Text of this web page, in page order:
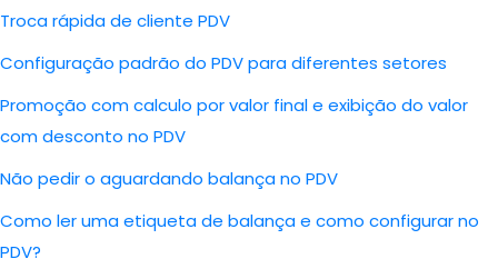
Troca rápida de cliente PDV
Configuração padrão do PDV para diferentes setores
Promoção com calculo por valor final e exibição do valor
com desconto no PDV
Não pedir o aguardando balança no PDV
Como ler uma etiqueta de balança e como configurar no
PDV?